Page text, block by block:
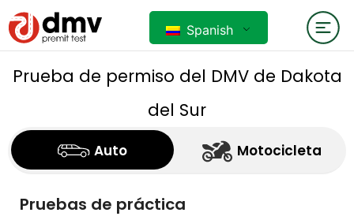
Spanish
Prueba de permiso del DMV de Dakota
del Sur
Auto Motocicleta
Pruebas de práctica